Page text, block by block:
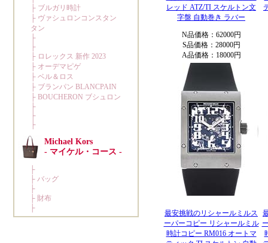
レッド ATZ/TI スケルトン文
字盤 自動巻き ラバー
N品価格：62000円
S品価格：28000円
A品価格：18000円
最安挑戦のリシャールミルス
ーパーコピー リシャールミル
時計コピー RM016 オートマ